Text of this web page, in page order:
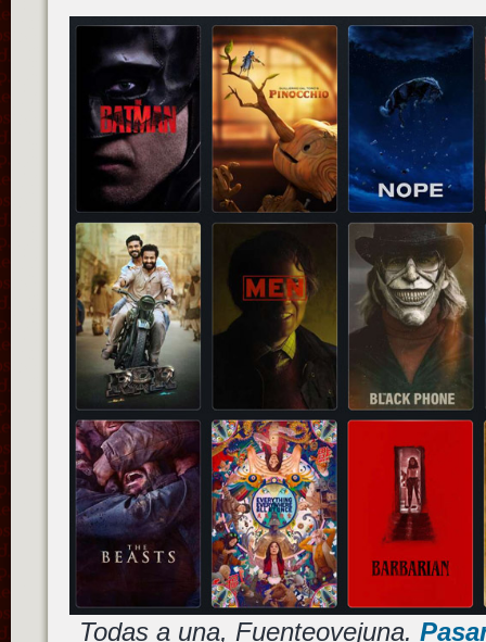
Todas a una, Fuenteovejuna.